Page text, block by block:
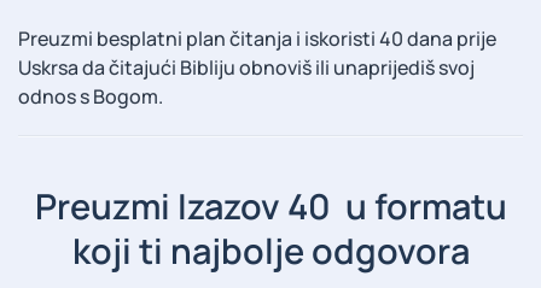
Preuzmi besplatni plan čitanja i iskoristi 40 dana prije
Uskrsa da čitajući Bibliju obnoviš ili unaprijediš svoj
odnos s Bogom.
Preuzmi Izazov 40 u formatu
koji ti najbolje odgovora